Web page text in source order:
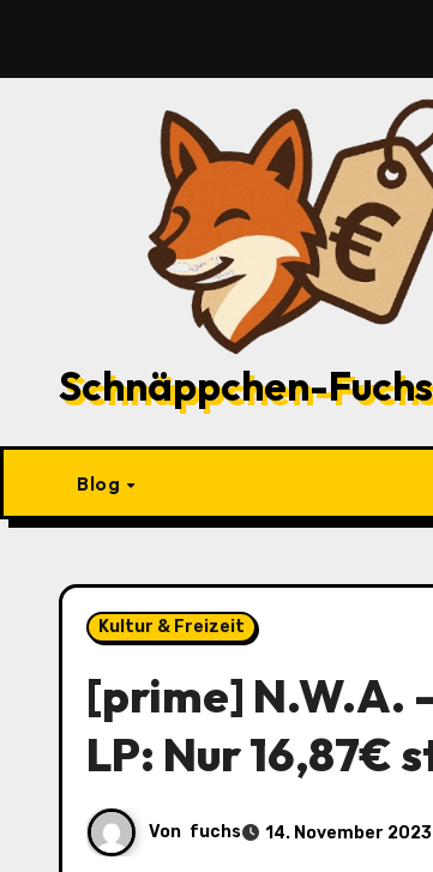
springen
Schnäppchen-
Blog
Kultur & Freizeit
[prime] N.W.A.
LP: Nur 16,87€
Von fuchs 14. November 2023